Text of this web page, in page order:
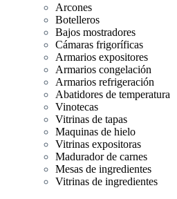
Arcones
Botelleros
Bajos mostradores
Cámaras frigoríficas
Armarios expositores
Armarios congelación
Armarios refrigeración
Abatidores de temperatura
Vinotecas
Vitrinas de tapas
Maquinas de hielo
Vitrinas expositoras
Madurador de carnes
Mesas de ingredientes
Vitrinas de ingredientes